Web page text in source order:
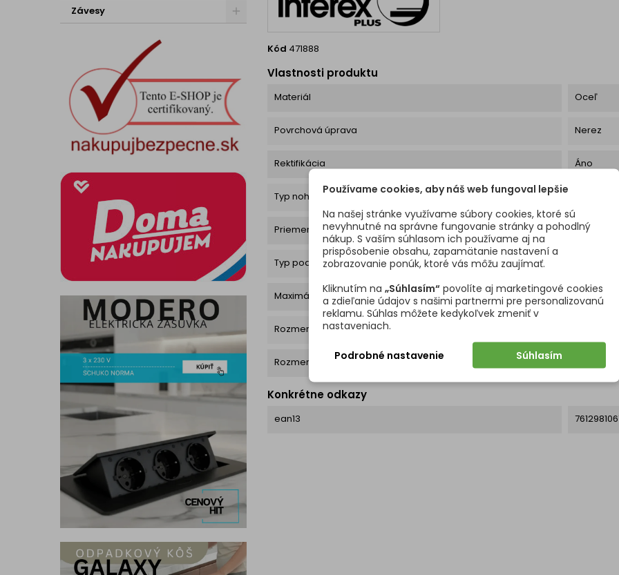
Závesy
Kód 471888
Vlastnosti produktu
Materiál Oceľ
Povrchová úprava Nerez
Rektifikácia Áno
Typ nohy
Priemer 60 x 60
Typ podnože
Maximálna veľkosť stolového plátu 900 x
Rozmer horného plechu 250 x
Rozmer spodnej základne 450 x
Konkrétne odkazy
ean13
Používame cookies, aby náš web fungoval lepšie
Na našej stránke využívame súbory cookies, ktoré sú
nevyhnutné na správne fungovanie stránky a pohodlný
nákup. S vaším súhlasom ich používame aj na
prispôsobenie obsahu, zapamätanie nastavení a
zobrazovanie ponúk, ktoré vás môžu zaujímať.
Kliknutím na „Súhlasím“ povolíte aj marketingové cookies
a zdieľanie údajov s našimi partnermi pre personalizovanú
reklamu. Súhlas môžete kedykoľvek zmeniť v
nastaveniach.
Podrobné nastavenie Súhlasím